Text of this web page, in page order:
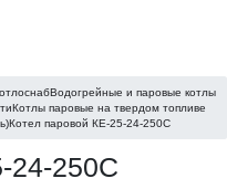
Водогрейные и паровые котлы
Котлы паровые на твердом топливе
Котел паровой КЕ-25-24-250С
24-250С